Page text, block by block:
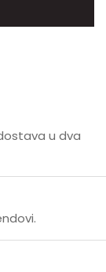
u dva